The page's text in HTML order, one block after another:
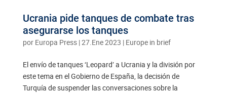
Ucrania pide tanques de combate tras
asegurarse los tanques
por Europa Press|27.Ene 2023 | Europe in brief
El envío de tanques ‘Leopard’ a Ucrania y la división por
este tema en el Gobierno de España, la decisión de
Turquía de suspender las conversaciones sobre la